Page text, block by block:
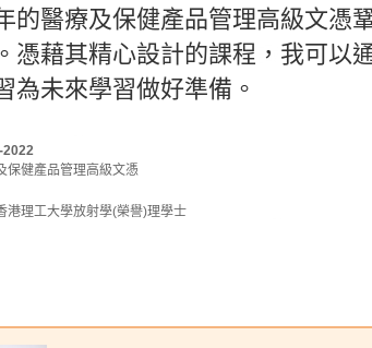
院的幫助和鼓勵下，我對旅遊和
在書院學到的技能和知識，都將
2025
酒店管理高級文憑
港理工大學酒店及旅遊管理 (榮譽) 理學士組合課程 (酒店管理) (
的醫療及保健產品管理高級文憑
憑藉其精心設計的課程，我可以
為未來學習做好準備。
2022
保健產品管理高級文憑
港理工大學放射學(榮譽)理學士
的路必定會有更多磨鍊，只要不
一定可以發揮你無限的潛能。
港理工大學康復治療科學 (榮譽) 理學士組合課程 - 物理治療學 (